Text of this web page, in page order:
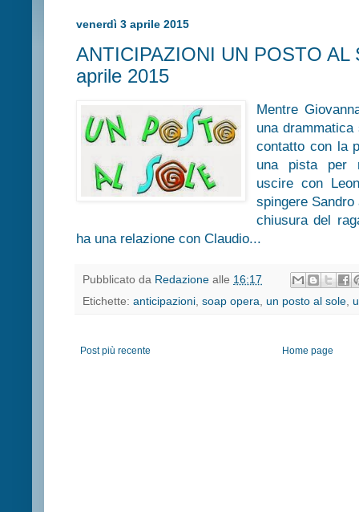
venerdì 3 aprile 2015
ANTICIPAZIONI UN POSTO AL
aprile 2015
Mentre
una
contatto con la
una pista per
uscire con
spingere
chiusura del
ha una relazione con Claudio...
Pubblicato da Redazione alle 16:17
Etichette: anticipazioni soap opera un posto al sole
Post più recente Home page